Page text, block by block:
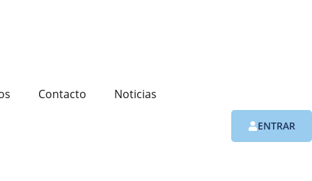
Contacto Noticias
ENTRAR